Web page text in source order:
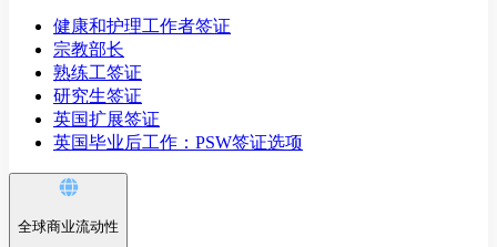
健康和护理工作者签证
宗教部长
熟练工签证
研究生签证
英国扩展签证
英国毕业后工作：PSW签证选项
全球商业流动性